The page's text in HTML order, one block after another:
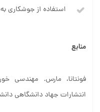
استفاده از جوشکاری
منابع
فونتانا، مارس. مهندسی
انتشارات جهاد دانشگاهی